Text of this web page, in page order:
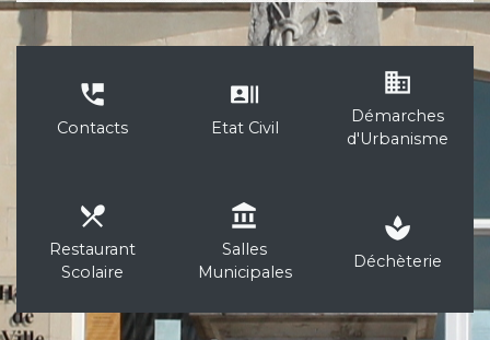
perm_phone_msg
Contacts
recent_actors
Etat Civil
business
Démarches
d'Urbanisme
local_dining
Restaurant
Scolaire
account_balance
Salles
Municipales
spa
Déchèterie